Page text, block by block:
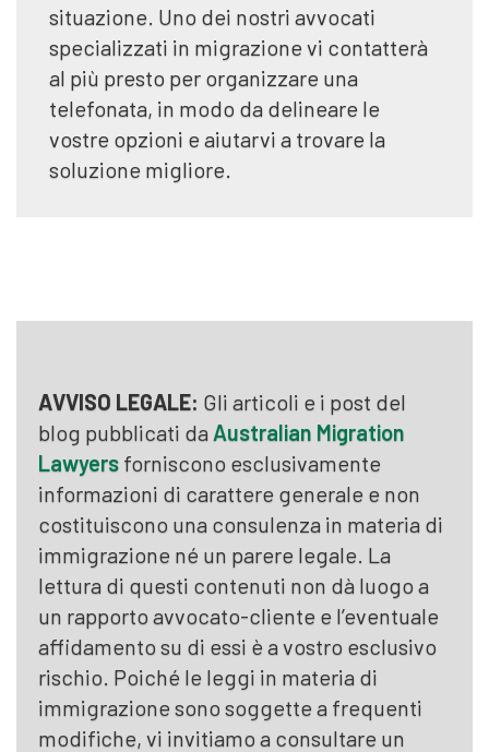
situazione. Uno dei nostri avvocati
specializzati in migrazione vi contatterà
al più presto per organizzare una
telefonata, in modo da delineare le
vostre opzioni e aiutarvi a trovare la
soluzione migliore.
AVVISO LEGALE: Gli articoli e i post del
blog pubblicati da Australian Migration
Lawyers forniscono esclusivamente
informazioni di carattere generale e non
costituiscono una consulenza in materia di
immigrazione né un parere legale. La
lettura di questi contenuti non dà luogo a
un rapporto avvocato-cliente e l’eventuale
affidamento su di essi è a vostro esclusivo
rischio. Poiché le leggi in materia di
immigrazione sono soggette a frequenti
modifiche, vi invitiamo a consultare un